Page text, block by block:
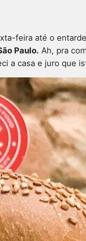
feira até o
Paulo. Ah, pra
a casa e juro que